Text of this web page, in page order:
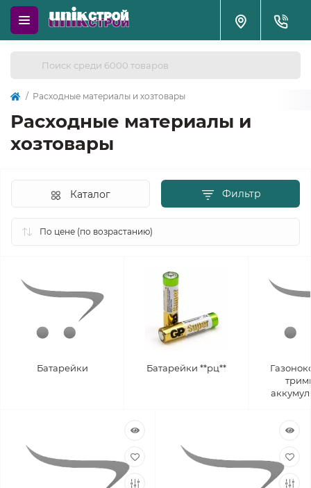
Расходные материалы и хозтовары
Расходные материалы и
хозтовары
Фильтр
Каталог
Батарейки Батарейки **рц**